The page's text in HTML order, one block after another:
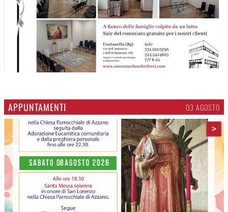
APPUNTAMENTI 03 AGOSTO
>